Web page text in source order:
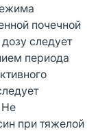
почечной
следует
периода
Не
при тяжелой